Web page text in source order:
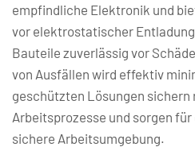
empfindliche Elektronik und
vor elektrostatischer
Bauteile zuverlässig vor
von Ausfällen wird effektiv
geschützten Lösungen sichern
Arbeitsprozesse und sorgen
sichere Arbeitsumgebung.